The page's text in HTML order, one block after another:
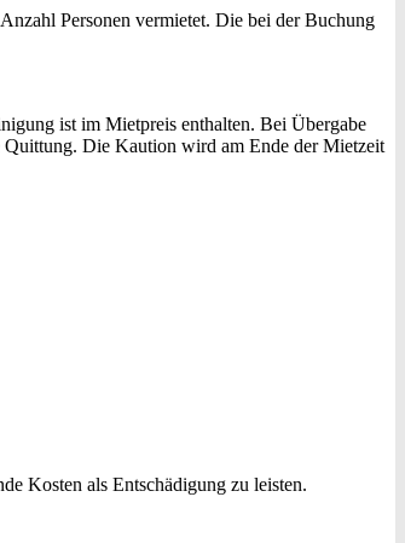
Personen vermietet. Die bei der Buchung
ist im Mietpreis enthalten. Bei Übergabe
Quittung. Die Kaution wird am Ende der Mietzeit
Kosten als Entschädigung zu leisten.